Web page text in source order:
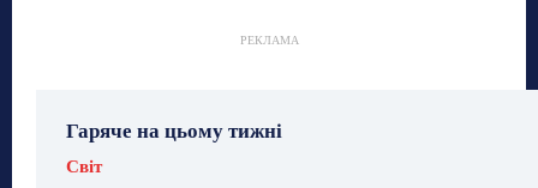
РЕКЛАМА
Гаряче на цьому тижні
Світ